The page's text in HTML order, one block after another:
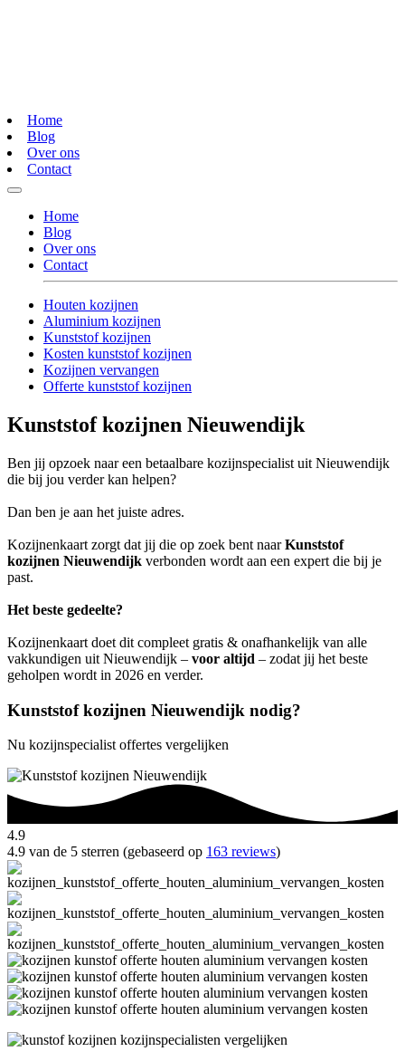
Home
Blog
Over ons
Contact
Home
Blog
Over ons
Contact
Houten kozijnen
Aluminium kozijnen
Kunststof kozijnen
Kosten kunststof kozijnen
Kozijnen vervangen
Offerte kunststof kozijnen
Kunststof kozijnen Nieuwendijk
Ben jij opzoek naar een betaalbare kozijnspecialist uit Nieuwendijk
die bij jou verder kan helpen?
Dan ben je aan het juiste adres.
Kozijnenkaart zorgt dat jij die op zoek bent naarKunststof
kozijnen Nieuwendijk verbonden wordt aan een expert die bij je
past.
Het beste gedeelte?
Kozijnenkaart doet dit compleet gratis & onafhankelijk van alle
vakkundigen uit Nieuwendijk – voor altijd – zodat jij het beste
geholpen wordt in 2026 en verder.
Kunststof kozijnen Nieuwendijk nodig?
Nu kozijnspecialist offertes vergelijken
4.9
4.9 van de 5 sterren (gebaseerd op 163 reviews)